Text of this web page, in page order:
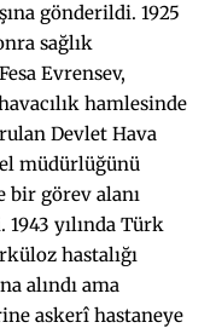
gönderildi. 1925
sağlık
Evrensev,
hamlesinde
Devlet Hava
müdürlüğünü
bir görev alanı
yılında Türk
hastalığı
alındı ama
askerî hastaneye